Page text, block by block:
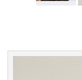
na dřeň